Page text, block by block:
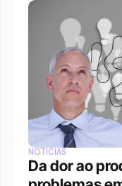
NOTÍCIAS
Da dor ao